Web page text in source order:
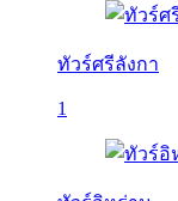
ทัวร์ศรีลังกา
1